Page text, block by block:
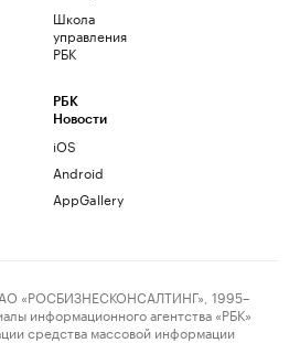
Школа
управления
РБК
РБК
Новости
iOS
Android
AppGallery
«РОСБИЗНЕСКОНСАЛТИНГ», 1995–
информационного агентства «РБК»
средства массовой информации